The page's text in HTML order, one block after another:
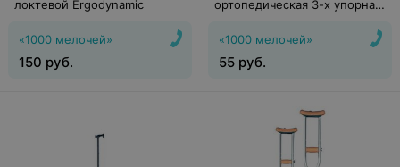
локтевой Ergodynamic
«1000 мелочей»
150 руб.
ортопедическая 3-х упорная
«1000 мелочей»
55 руб.